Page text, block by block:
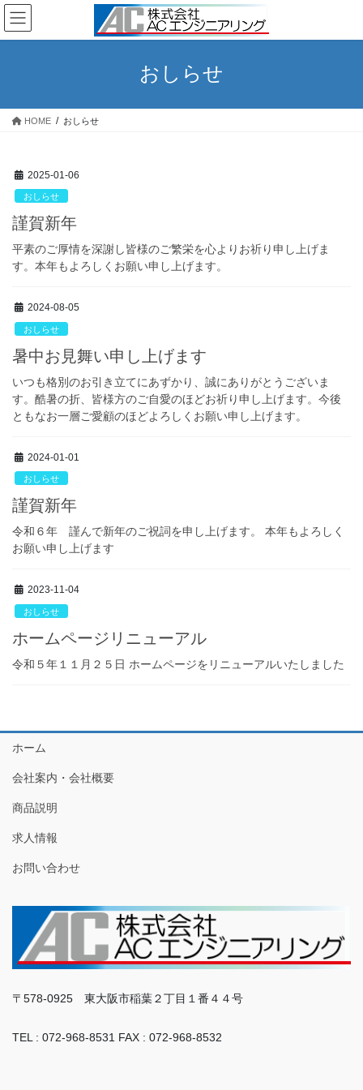
コ
ン
テ
ス
ナ
ビ
ゲ
ン
おしらせ
HOME おしらせ
2025-01-06
おしらせ
謹賀新年
平素のご厚情を深謝し皆様のご繁栄を心よりお祈り申し上げま
す。本年もよろしくお願い申し上げます。
2024-08-05
おしらせ
暑中お見舞い申し上げます
いつも格別のお引き立てにあずかり、誠にありがとうございま
す。酷暑の折、皆様方のご自愛のほどお祈り申し上げます。今後
ともなお一層ご愛顧のほどよろしくお願い申し上げます。
2024-01-01
おしらせ
謹賀新年
令和６年 謹んで新年のご祝詞を申し上げます。 本年もよろしく
お願い申し上げます
2023-11-04
おしらせ
ホームページリニューアル
令和５年１１月２５日 ホームページをリニューアルいたしました
ホーム
会社案内・会社概要
商品説明
求人情報
お問い合わせ
〒578-0925 東大阪市稲葉２丁目１番４４号
TEL : 072-968-8531 FAX : 072-968-8532